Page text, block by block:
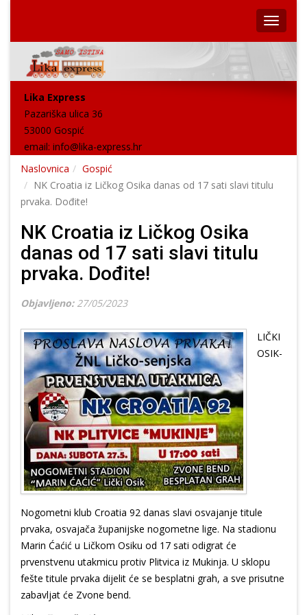
Lika Express
Pazariška ulica 36
53000 Gospić
email: info@lika-express.hr
Naslovnica
Gospić
NK Croatia iz Ličkog Osika danas od 17 sati slavi titulu
prvaka. Dođite!
NK Croatia iz Ličkog Osika
danas od 17 sati slavi titulu
prvaka. Dođite!
Objavljeno: 27/05/2023
LIČKI
OSIK-
Nogometni klub Croatia 92 danas slavi osvajanje titule
prvaka, osvajača županijske nogometne lige. Na stadionu
Marin Ćaćić u Ličkom Osiku od 17 sati odigrat će
prvenstvenu utakmicu protiv Plitvica iz Mukinja. U sklopu
fešte titule prvaka dijelit će se besplatni grah, a sve prisutne
zabavljat će Zvone bend.